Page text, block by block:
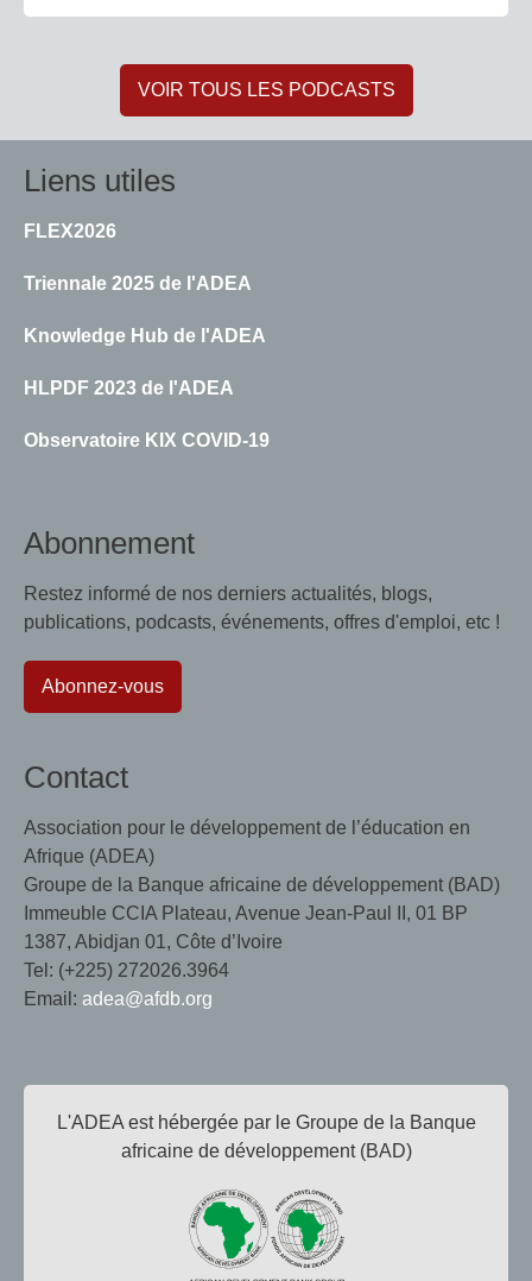
VOIR TOUS LES PODCASTS
Liens utiles
FLEX2026
Triennale 2025 de l'ADEA
Knowledge Hub de l'ADEA
HLPDF 2023 de l'ADEA
Observatoire KIX COVID-19
Abonnement
Restez informé de nos derniers actualités, blogs,
publications, podcasts, événements, offres d'emploi, etc !
Abonnez-vous
Contact
Association pour le développement de l’éducation en
Afrique (ADEA)
Groupe de la Banque africaine de développement (BAD)
Immeuble CCIA Plateau, Avenue Jean-Paul II, 01 BP
1387, Abidjan 01, Côte d’Ivoire
Tel: (+225) 272026.3964
Email: adea@afdb.org
L'ADEA est hébergée par le Groupe de la Banque
africaine de développement (BAD)